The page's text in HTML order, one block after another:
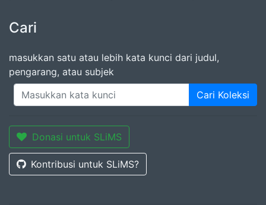
Cari
masukkan satu atau lebih kata kunci dari judul,
pengarang, atau subjek
Cari Koleksi
Donasi untuk SLiMS
Kontribusi untuk SLiMS?